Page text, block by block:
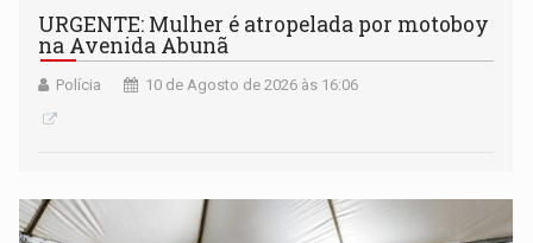
URGENTE: Mulher é atropelada por motoboy
na Avenida Abunã
Polícia 10 de Agosto de 2026 às 16:06